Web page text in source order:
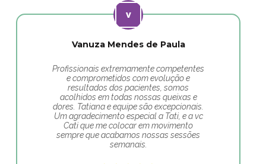
Vanuza Mendes de Paula
Profissionais extremamente competentes
e comprometidos com evolução e
resultados dos pacientes, somos
acolhidos em todas nossas queixas e
dores. Tatiana e equipe são excepcionais.
Um agradecimento especial a Tati, e a vc
Cati que me colocar em movimento
sempre que acabamos nossas sessões
semanais.